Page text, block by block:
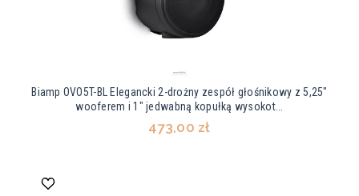
Biamp OVO5T-BL Elegancki 2-drożny zespół głośnikowy z 5,25"
wooferem i 1" jedwabną kopułką wysokot...
473,00 zł